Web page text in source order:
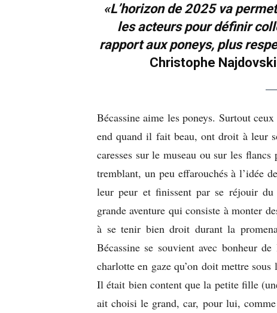
«L’horizon de 2025 va
les acteurs pour définir
rapport aux poneys, plus
Christophe
Bécassine aime les poneys. Surtout
end quand il fait beau, ont droit à leur
caresses sur le museau ou sur les
tremblant, un peu effarouchés à l’idée
leur peur et finissent par se réjouir
grande aventure qui consiste à monter
à se tenir bien droit durant la
Bécassine se souvient avec bonheur
charlotte en gaze qu’on doit mettre
Il était bien content que la petite fille
ait choisi le grand, car, pour lui,